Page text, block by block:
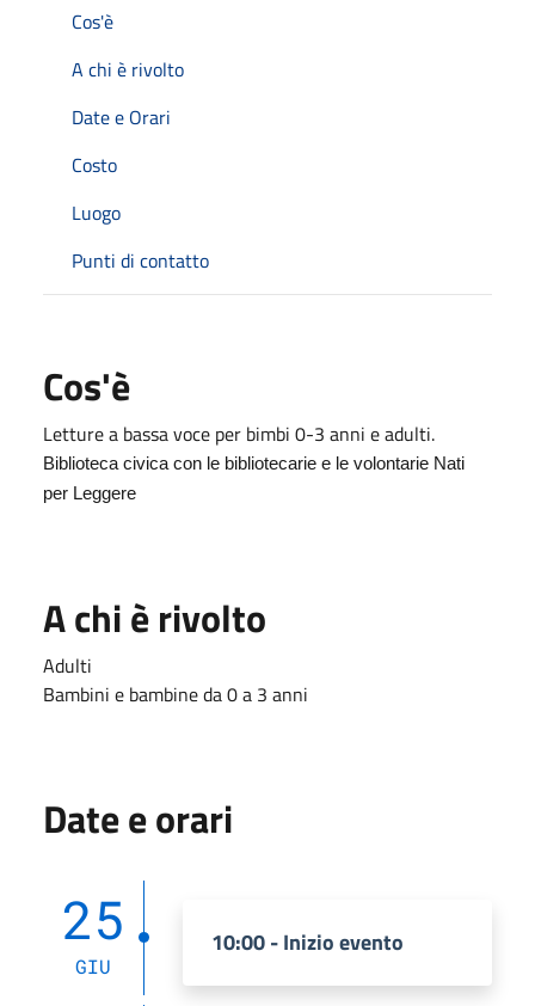
Cos'è
A chi è rivolto
Date e Orari
Costo
Luogo
Punti di contatto
Cos'è
Letture a bassa voce per bimbi 0-3 anni e adulti.
Biblioteca civica con le bibliotecarie e le volontarie Nati
per Leggere
A chi è rivolto
Adulti
Bambini e bambine da 0 a 3 anni
Date e orari
25
GIU
10:00 - Inizio evento